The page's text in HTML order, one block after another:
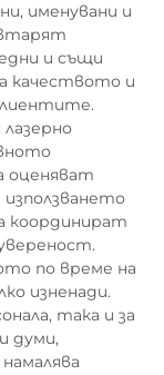
именувани и
и същи
качеството и
оценяват
координират
по време на
изненади.
така и за
думи,